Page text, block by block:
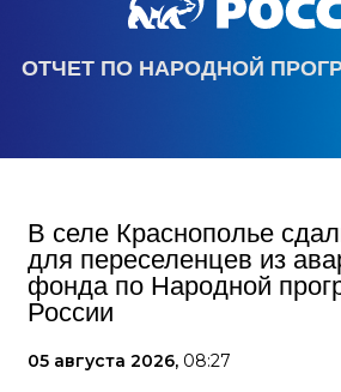
ОТЧЕТ ПО НАРОДНОЙ
В селе Краснополье
для переселенцев из
фонда по Народной
России
05 августа 2026, 08:27